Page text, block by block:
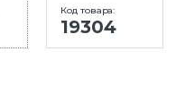
Код товара:
19304